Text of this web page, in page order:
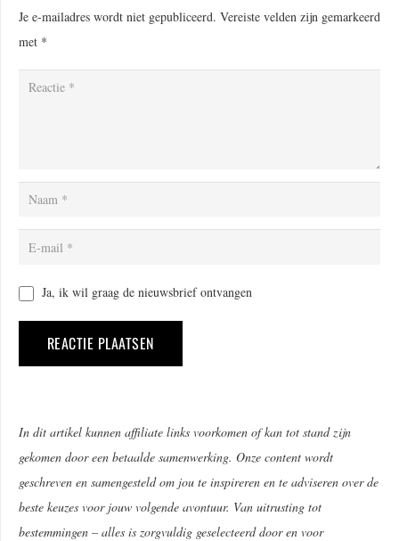
Je e-mailadres wordt niet gepubliceerd. Vereiste velden zijn gemarkeerd
met *
Ja, ik wil graag de nieuwsbrief ontvangen
REACTIE PLAATSEN
In dit artikel kunnen affiliate links voorkomen of kan tot stand zijn
gekomen door een betaalde samenwerking. Onze content wordt
geschreven en samengesteld om jou te inspireren en te adviseren over de
beste keuzes voor jouw volgende avontuur. Van uitrusting tot
bestemmingen – alles is zorgvuldig geselecteerd door en voor